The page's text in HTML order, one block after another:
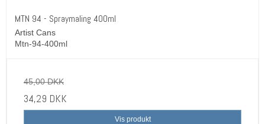
MTN 94 - Spraymaling 400ml
Artist Cans
Mtn-94-400ml
45,00 DKK
34,29 DKK
Vis produkt